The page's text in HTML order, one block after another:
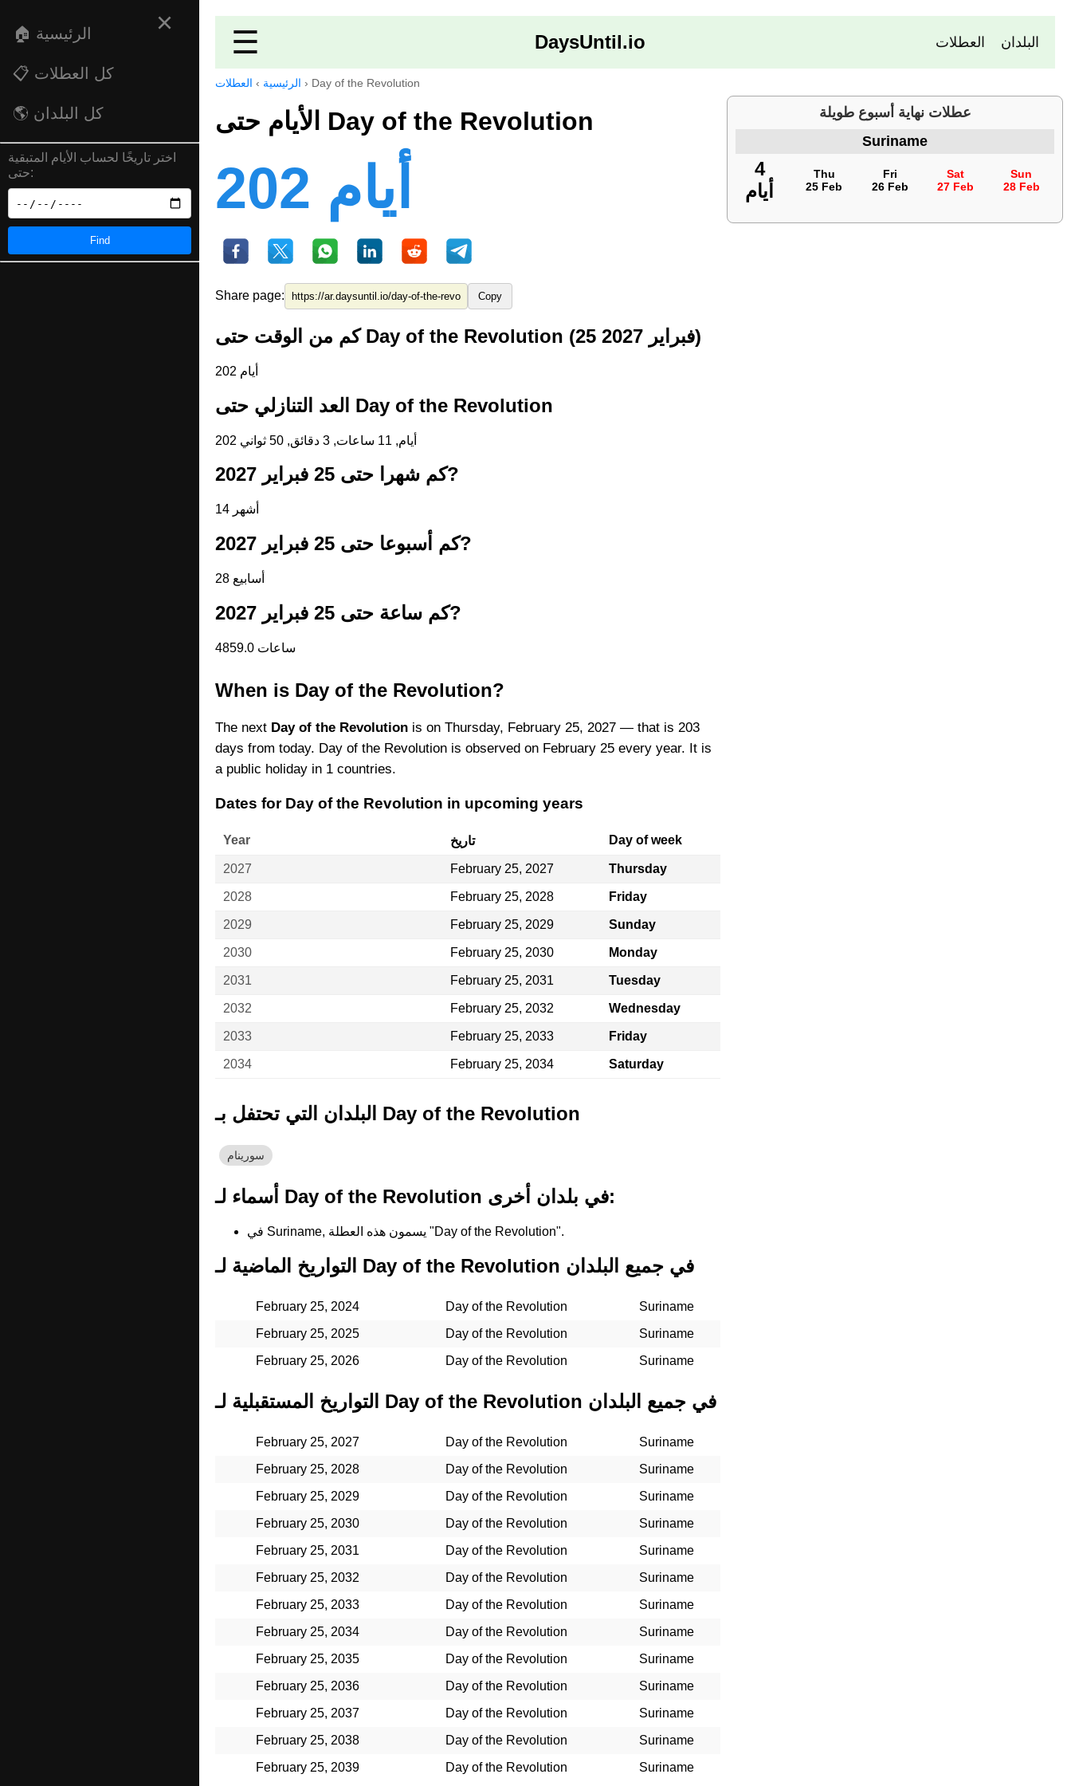
× 🏠 الرئيسية
📋 كل العطلات
🌎 كل البلدان
اختر تاريخًا لحساب الأيام المتبقية
حتى:
Find
☰ DaysUntil.io العطلات البلدان
الرئيسية › العطلات › Day of the Revolution
الأيام حتى Day of the Revolution
202 أيام
Share page: Copy
كم من الوقت حتى Day of the Revolution (25 فبراير 2027)
202 أيام
العد التنازلي حتى Day of the Revolution
202 أيام, 11 ساعات, 3 دقائق, 50 ثواني
كم شهرا حتى 25 فبراير 2027?
14 أشهر
كم أسبوعا حتى 25 فبراير 2027?
28 أسابيع
كم ساعة حتى 25 فبراير 2027?
4859.0 ساعات
When is Day of the Revolution?
The next Day of the Revolution is on Thursday, February 25, 2027 — that is 203
days from today. Day of the Revolution is observed on February 25 every year. It is
a public holiday in 1 countries.
Dates for Day of the Revolution in upcoming years
Year تاريخ Day of week
2027 February 25, 2027 Thursday
2028 February 25, 2028 Friday
2029 February 25, 2029 Sunday
2030 February 25, 2030 Monday
2031 February 25, 2031 Tuesday
2032 February 25, 2032 Wednesday
2033 February 25, 2033 Friday
2034 February 25, 2034 Saturday
البلدان التي تحتفل بـ Day of the Revolution
سورينام
أسماء لـ Day of the Revolution في بلدان أخرى:
في Suriname, يسمون هذه العطلة "Day of the Revolution".
التواريخ الماضية لـ Day of the Revolution في جميع البلدان
February 25, 2024 Day of the Revolution
Suriname
February 25, 2025
Day of the Revolution
Suriname
February 25, 2026
Day of the Revolution Suriname
التواريخ المستقبلية لـ Day of the Revolution في جميع البلدان
February 25, 2027 Day of the Revolution
Suriname
February 25, 2028
Day of the Revolution
Suriname
February 25, 2029
Day of the Revolution
Suriname
February 25, 2030
Day of the Revolution
Suriname
February 25, 2031
Day of the Revolution
Suriname
February 25, 2032
Day of the Revolution
Suriname
February 25, 2033
Day of the Revolution
Suriname
February 25, 2034
Day of the Revolution
Suriname
February 25, 2035
Day of the Revolution
Suriname
February 25, 2036
Day of the Revolution
Suriname
February 25, 2037
Day of the Revolution
Suriname
February 25, 2038
Day of the Revolution
Suriname
February 25, 2039
Day of the Revolution Suriname
عطلات نهاية أسبوع طويلة
Suriname
4
أيام
Thu
25 Feb
Fri
26 Feb
Sat
27 Feb
Sun
28 Feb